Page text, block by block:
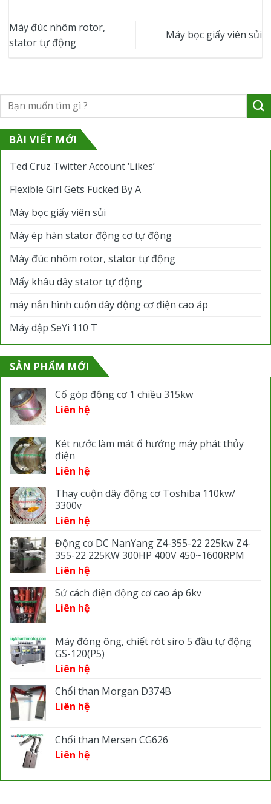
Máy đúc nhôm rotor,
stator tự động
Máy bọc giấy viên sủi
BÀI VIẾT MỚI
Ted Cruz Twitter Account ‘Likes’
Flexible Girl Gets Fucked By A
Máy bọc giấy viên sủi
Máy ép hàn stator động cơ tự động
Máy đúc nhôm rotor, stator tự động
Mấy khâu dây stator tự động
máy nắn hình cuộn dây động cơ điện cao áp
Máy dập SeYi 110 T
SẢN PHẨM MỚI
Cổ góp động cơ 1 chiều 315kw
Liên hệ
Két nước làm mát ổ hướng máy phát thủy
điện
Liên hệ
Thay cuộn dây động cơ Toshiba 110kw/
3300v
Liên hệ
Động cơ DC NanYang Z4-355-22 225kw Z4-
355-22 225KW 300HP 400V 450~1600RPM
Liên hệ
Sứ cách điện động cơ cao áp 6kv
Liên hệ
Máy đóng ông, chiết rót siro 5 đầu tự động
GS-120(P5)
Liên hệ
Chổi than Morgan D374B
Liên hệ
Chổi than Mersen CG626
Liên hệ